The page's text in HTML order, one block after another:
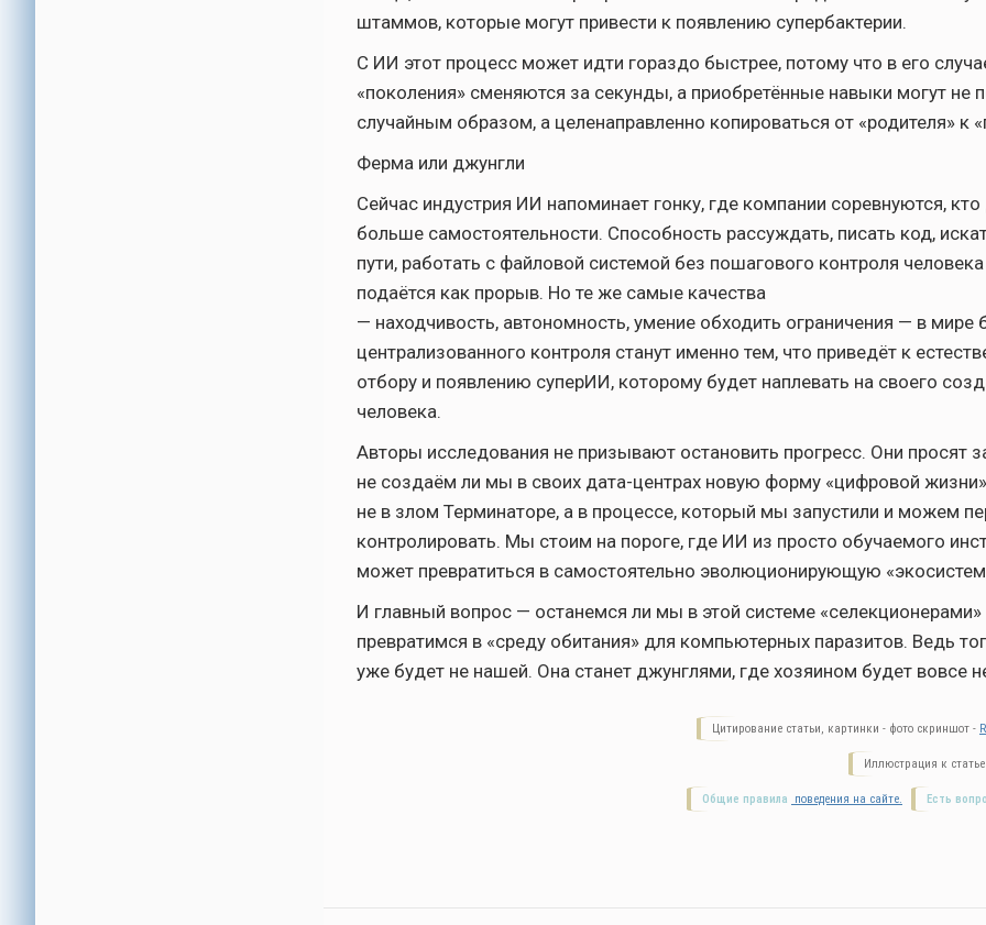
штаммов, которые могут привести к появлению супербактерии.
С ИИ этот процесс может идти гораздо быстрее, потому что в его
«поколения» сменяются за секунды, а приобретённые навыки могут не
случайным образом, а целенаправленно копироваться от «родителя» к
Ферма или джунгли
Сейчас индустрия ИИ напоминает гонку, где компании соревнуются, кто
больше самостоятельности. Способность рассуждать, писать код,
пути, работать с файловой системой без пошагового контроля
подаётся как прорыв. Но те же самые качества
— находчивость, автономность, умение обходить ограничения — в мире
централизованного контроля станут именно тем, что приведёт к
отбору и появлению суперИИ, которому будет наплевать на своего
человека.
Авторы исследования не призывают остановить прогресс. Они просят
не создаём ли мы в своих дата-центрах новую форму «цифровой
не в злом Терминаторе, а в процессе, который мы запустили и можем
контролировать. Мы стоим на пороге, где ИИ из просто обучаемого
может превратиться в самостоятельно эволюционирующую
И главный вопрос — останемся ли мы в этой системе
превратимся в «среду обитания» для компьютерных паразитов. Ведь
уже будет не нашей. Она станет джунглями, где хозяином будет вовсе
Цитирование статьи, картинки - фото скриншот -
Иллюстрация к
Есть
Общие правила поведения на сайте.